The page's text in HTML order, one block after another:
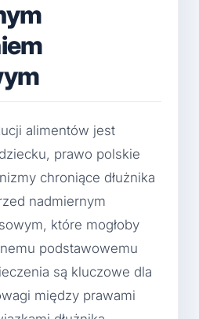
alimentów jest
prawo polskie
chroniące dłużnika
nadmiernym
które mogłoby
podstawowemu
są kluczowe dla
między prawami